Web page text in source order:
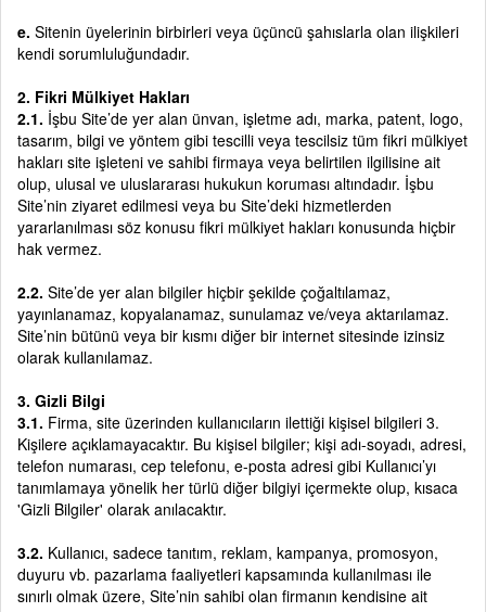
e. Sitenin üyelerinin birbirleri veya üçüncü şahıslarla olan ilişkileri
kendi sorumluluğundadır.
2. Fikri Mülkiyet Hakları
2.1. İşbu Site’de yer alan ünvan, işletme adı, marka, patent, logo,
tasarım, bilgi ve yöntem gibi tescilli veya tescilsiz tüm fikri mülkiyet
hakları site işleteni ve sahibi firmaya veya belirtilen ilgilisine ait
olup, ulusal ve uluslararası hukukun koruması altındadır. İşbu
Site’nin ziyaret edilmesi veya bu Site’deki hizmetlerden
yararlanılması söz konusu fikri mülkiyet hakları konusunda hiçbir
hak vermez.
2.2. Site’de yer alan bilgiler hiçbir şekilde çoğaltılamaz,
yayınlanamaz, kopyalanamaz, sunulamaz ve/veya aktarılamaz.
Site’nin bütünü veya bir kısmı diğer bir internet sitesinde izinsiz
olarak kullanılamaz.
3. Gizli Bilgi
3.1. Firma, site üzerinden kullanıcıların ilettiği kişisel bilgileri 3.
Kişilere açıklamayacaktır. Bu kişisel bilgiler; kişi adı-soyadı, adresi,
telefon numarası, cep telefonu, e-posta adresi gibi Kullanıcı’yı
tanımlamaya yönelik her türlü diğer bilgiyi içermekte olup, kısaca
'Gizli Bilgiler' olarak anılacaktır.
3.2. Kullanıcı, sadece tanıtım, reklam, kampanya, promosyon,
duyuru vb. pazarlama faaliyetleri kapsamında kullanılması ile
sınırlı olmak üzere, Site’nin sahibi olan firmanın kendisine ait